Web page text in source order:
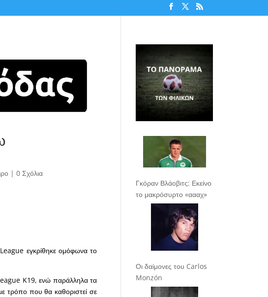
| 0 Σχόλια
εγκρίθηκε ομόφωνα το
K19, ενώ παράλληλα τα
τρόπο που θα καθοριστεί σε
Γκόραν Βλάοβιτς: Εκείνο
το μακρόσυρτο «αααχ»
Οι δαίμονες του Carlos
Monzón